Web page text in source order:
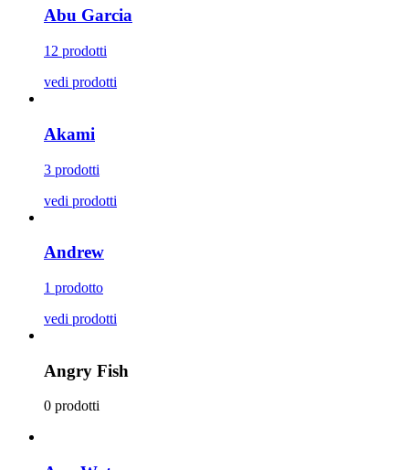
Abu Garcia
12 prodotti
vedi prodotti
Akami
3 prodotti
vedi prodotti
Andrew
1 prodotto
vedi prodotti
Angry Fish
0 prodotti